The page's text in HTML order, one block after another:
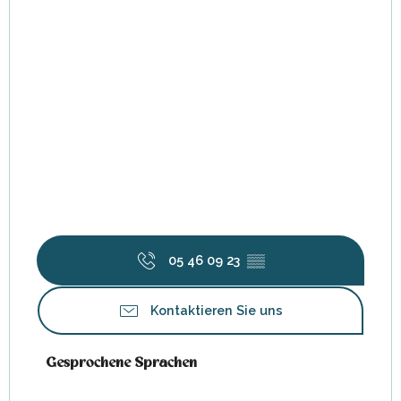
05 46 09 23 ▒▒
Kontaktieren Sie uns
Gesprochene Sprachen
Gesprochene Sprachen